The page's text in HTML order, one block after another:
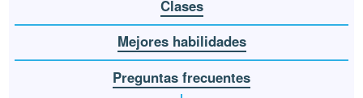
Clases
Mejores habilidades
Preguntas frecuentes